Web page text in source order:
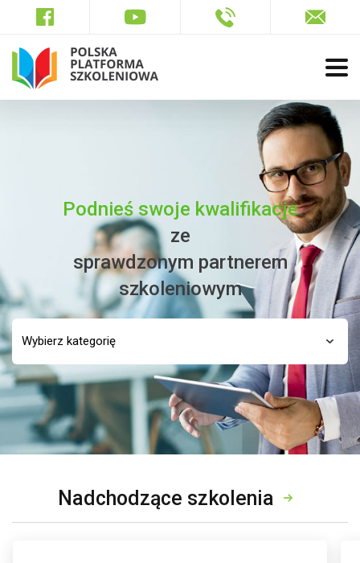
Podnieś swoje kwalifikacje
ze
sprawdzonym partnerem
szkoleniowym
Nadchodzące szkolenia